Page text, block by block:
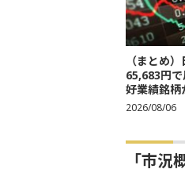
（まとめ
65,683円
好業績銘柄
2026/08/06
「市